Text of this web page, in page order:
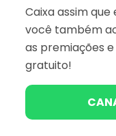
Caixa assim que
você também
as premiações
gratuito!